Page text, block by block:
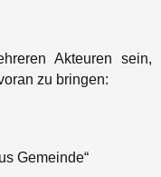
Akteuren sein,
zu bringen:
Gemeinde“